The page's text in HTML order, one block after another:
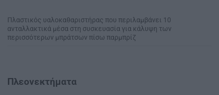
Πλαστικός υαλοκαθαριστήρας που περιλαμβάνει 10
ανταλλακτικά μέσα στη συσκευασία για κάλυψη των
περισσότερων μπράτσων πίσω παρμπρίζ
Πλεονεκτήματα